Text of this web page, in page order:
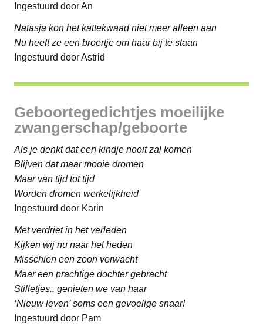
Ingestuurd door An
Natasja kon het kattekwaad niet meer alleen aan
Nu heeft ze een broertje om haar bij te staan
Ingestuurd door Astrid
Geboortegedichtjes moeilijke
zwangerschap/geboorte
Als je denkt dat een kindje nooit zal komen
Blijven dat maar mooie dromen
Maar van tijd tot tijd
Worden dromen werkelijkheid
Ingestuurd door Karin
Met verdriet in het verleden
Kijken wij nu naar het heden
Misschien een zoon verwacht
Maar een prachtige dochter gebracht
Stilletjes.. genieten we van haar
‘Nieuw leven’ soms een gevoelige snaar!
Ingestuurd door Pam